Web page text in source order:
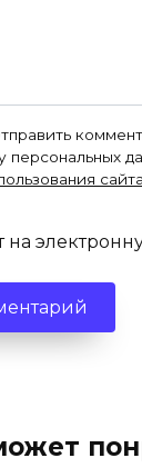
персональных
сайта
на